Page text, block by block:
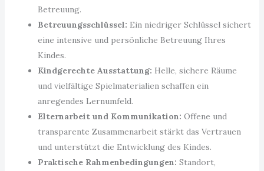
Betreuung.
Betreuungsschlüssel: Ein niedriger Schlüssel sichert
eine intensive und persönliche Betreuung Ihres
Kindes.
Kindgerechte Ausstattung: Helle, sichere Räume
und vielfältige Spielmaterialien schaffen ein
anregendes Lernumfeld.
Elternarbeit und Kommunikation: Offene und
transparente Zusammenarbeit stärkt das Vertrauen
und unterstützt die Entwicklung des Kindes.
Praktische Rahmenbedingungen: Standort,